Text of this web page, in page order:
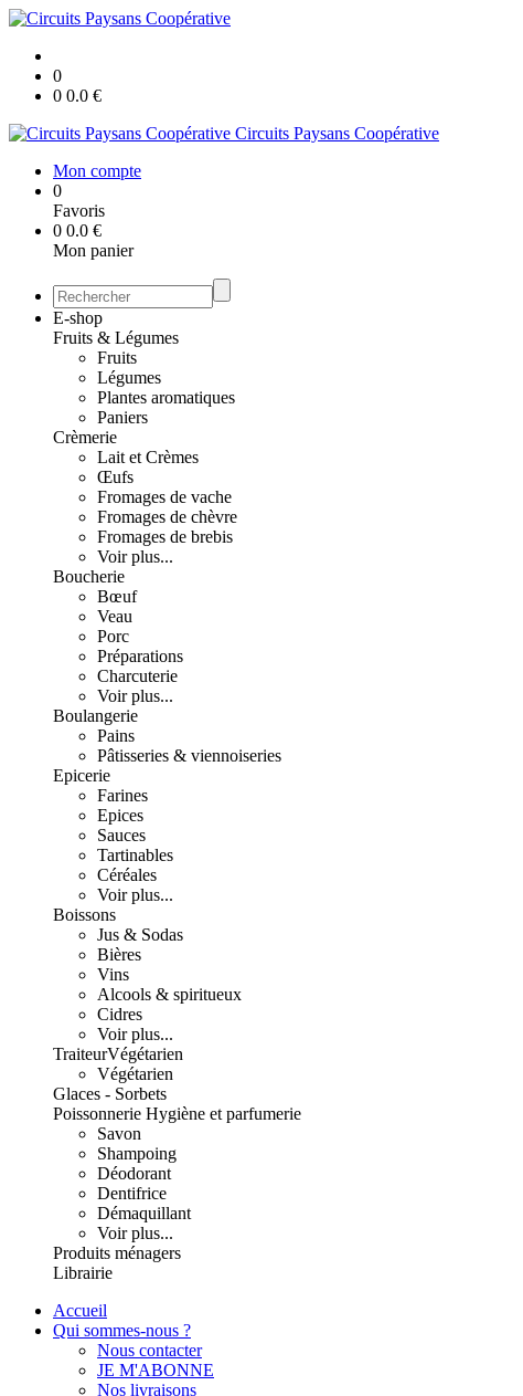
0
0 0.0 €
Circuits Paysans Coopérative
Mon compte
0
Favoris
0 0.0 €
Mon panier
E-shop
Fruits & Légumes
Fruits
Légumes
Plantes aromatiques
Paniers
Crèmerie
Lait et Crèmes
Œufs
Fromages de vache
Fromages de chèvre
Fromages de brebis
Voir plus...
Boucherie
Bœuf
Veau
Porc
Préparations
Charcuterie
Voir plus...
Boulangerie
Pains
Pâtisseries & viennoiseries
Epicerie
Farines
Epices
Sauces
Tartinables
Céréales
Voir plus...
Boissons
Jus & Sodas
Bières
Vins
Alcools & spiritueux
Cidres
Voir plus...
TraiteurVégétarien
Végétarien
Glaces - Sorbets
Poissonnerie Hygiène et parfumerie
Savon
Shampoing
Déodorant
Dentifrice
Démaquillant
Voir plus...
Produits ménagers
Librairie
Accueil
Qui sommes-nous ?
Nous contacter
JE M'ABONNE
Nos livraisons